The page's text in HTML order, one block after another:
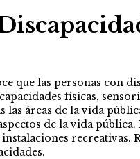
que las personas con
físicas,
las áreas de la vida
de la vida
recreativas.